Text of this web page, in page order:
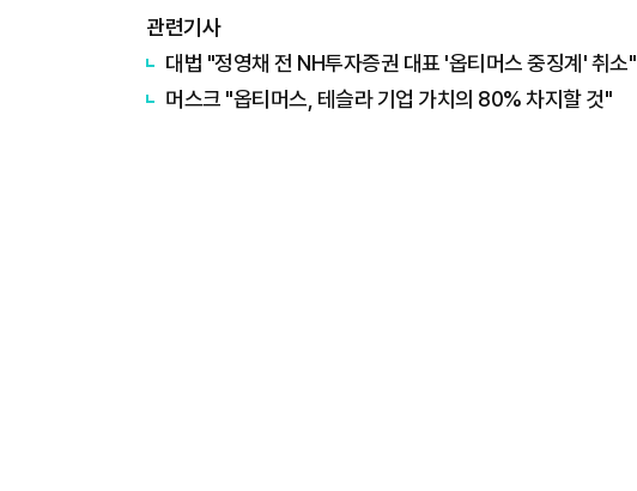
관련기사
대법 "정영채 전 NH투자증권 대표 '옵티머스 중징계' 취소"
머스크 "옵티머스, 테슬라 기업 가치의 80% 차지할 것"